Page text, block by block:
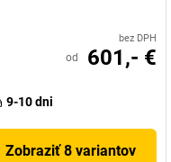
bez DPH
od 601,- €
9-10 dni
Zobraziť 8 variantov